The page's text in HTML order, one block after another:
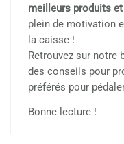
meilleurs produits
plein de motivation
la caisse !
Retrouvez sur notre
des conseils pour
préférés pour
Bonne lecture !